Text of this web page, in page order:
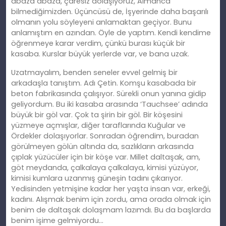
bilmediğimizden. Üçüncüsü de, İşyerinde daha başarılı
olmanın yolu söyleyeni anlamaktan geçiyor. Bunu
anlamıştım en azından. Öyle de yaptım. Kendi kendime
öğrenmeye karar verdim, çünkü burası küçük bir
kasaba. Kurslar büyük yerlerde var, ve bana uzak.
Uzatmayalım, benden seneler evvel gelmiş bir
arkadaşla tanıştım. Adı Çetin. Komşu kasabada bir
beton fabrikasında çalışıyor. Sürekli onun yanına gidip
geliyordum. Bu iki kasaba arasında ‘Tauchsee’ adında
büyük bir göl var. Çok ta şirin bir göl. Bir köşesini
yüzmeye açmışlar, diğer taraflarında Kuğular ve
Ördekler dolaşıyorlar. Sonradan öğrendim, buradan
görülmeyen gölün altında da, sazlıkların arkasında
çıplak yüzücüler için bir köşe var. Millet daltaşak, am,
göt meydanda, çalkalaya çalkalaya, kimisi yüzüyor,
kimisi kumlara uzanmış güneşin tadını çıkarıyor.
Yedisinden yetmişine kadar her yaşta insan var, erkeği,
kadını. Alışmak benim için zordu, ama orada olmak için
benim de daltaşak dolaşmam lazımdı. Bu da başlarda
benim işime gelmiyordu…